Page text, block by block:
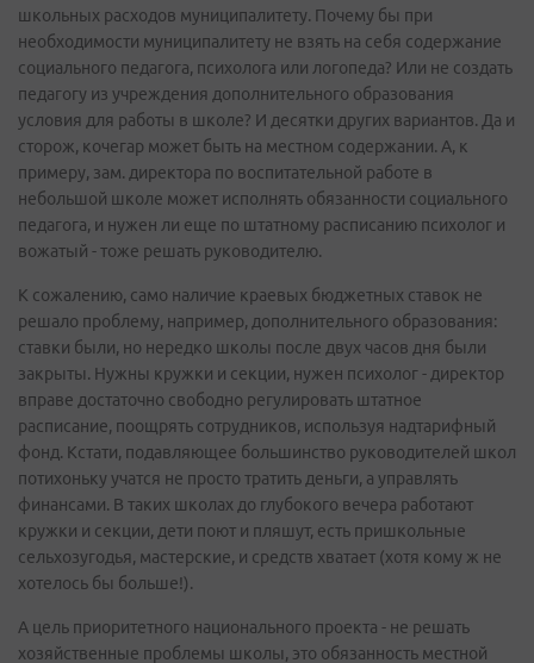
школьных расходов муниципалитету. Почему бы при
необходимости муниципалитету не взять на себя содержание
социального педагога, психолога или логопеда? Или не создать
педагогу из учреждения дополнительного образования
условия для работы в школе? И десятки других вариантов. Да и
сторож, кочегар может быть на местном содержании. А, к
примеру, зам. директора по воспитательной работе в
небольшой школе может исполнять обязанности социального
педагога, и нужен ли еще по штатному расписанию психолог и
вожатый - тоже решать руководителю.
К сожалению, само наличие краевых бюджетных ставок не
решало проблему, например, дополнительного образования:
ставки были, но нередко школы после двух часов дня были
закрыты. Нужны кружки и секции, нужен психолог - директор
вправе достаточно свободно регулировать штатное
расписание, поощрять сотрудников, используя надтарифный
фонд. Кстати, подавляющее большинство руководителей школ
потихоньку учатся не просто тратить деньги, а управлять
финансами. В таких школах до глубокого вечера работают
кружки и секции, дети поют и пляшут, есть пришкольные
сельхозугодья, мастерские, и средств хватает (хотя кому ж не
хотелось бы больше!).
А цель приоритетного национального проекта - не решать
хозяйственные проблемы школы, это обязанность местной